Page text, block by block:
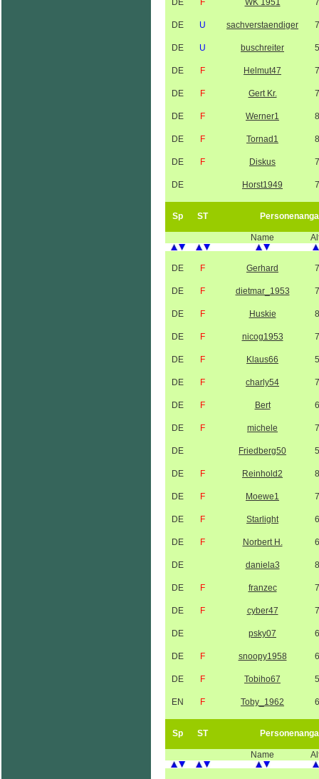
DE F WK 1951
DE U sachverstaendiger
DE U buschreiter
DE F Helmut47
DE F Gert Kr.
DE F Werner1
DE F Tornad1
DE F Diskus
DE Horst1949
Sp ST
Name
DE F Gerhard
DE F dietmar_1953
DE F Huskie
DE F nicog1953
DE F Klaus66
DE F charly54
DE F Bert
DE F michele
DE Friedberg50
DE F Reinhold2
DE F Moewe1
DE F Starlight
DE F Norbert H.
DE daniela3
DE F franzec
DE F cyber47
DE psky07
DE F snoopy1958
DE F Tobiho67
EN F Toby_1962
Sp ST
Name